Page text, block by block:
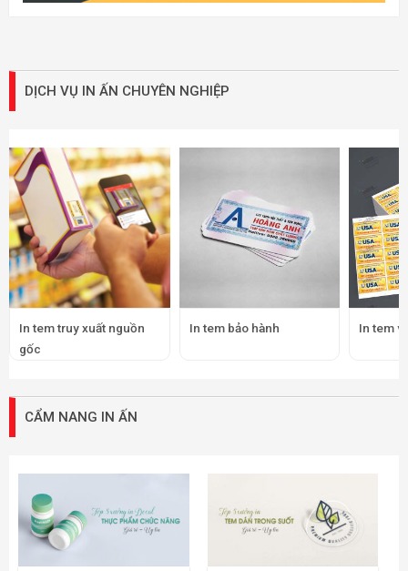
DỊCH VỤ IN ẤN CHUYÊN NGHIỆP
In tem truy xuất nguồn
gốc
In tem bảo hành In tem
CẨM NANG IN ẤN